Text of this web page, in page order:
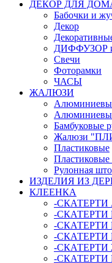
ДЕКОР ДЛЯ
Бабочки и
Декор
ДИФФУЗОР
Свечи
Фоторамки
ЧАСЫ
ЖАЛЮЗИ
Бамбуковые
Жалюзи
Пластиковые
Рулонная
ИЗДЕЛИЯ ИЗ
КЛЕЕНКА
-
-СКАТЕРТИ
-СКАТЕРТИ
-
-
-СКАТЕРТИ